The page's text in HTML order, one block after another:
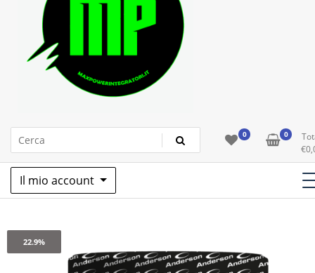
Max Power Integratori 0 0
€
Il mio account
22.9%